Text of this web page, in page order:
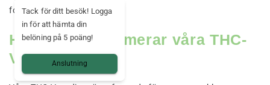
format.
Hur man konsumerar våra THC-
V-godisar
Tack för ditt besök! Logga
in för att hämta din
belöning på 5 poäng!
Anslutning